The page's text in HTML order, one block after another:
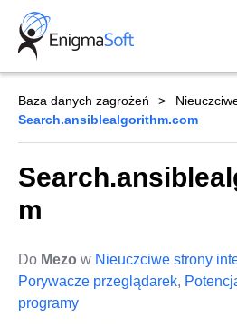
Skip
content
Baza danych zagrożeń
Search.ansiblealgorithm.com
m
Do Mezo w Nieuczciwe strony
Porywacze przeglądarek,
programy